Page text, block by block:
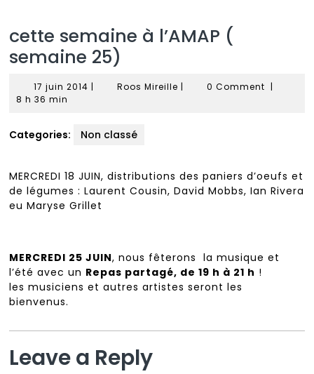
cette semaine à l’AMAP (
semaine 25)
17 juin 2014 17| Roos Mireille Roos
| 0 Comment |
8 h 36 min
Categories: Non classé
MERCREDI 18 JUIN, distributions des paniers d’oeufs et
de légumes : Laurent Cousin, David Mobbs, Ian Rivera
eu Maryse Grillet
MERCREDI 25 JUIN, nous fêterons la musique et
l’été avec un Repas partagé, de 19 h à 21 h !
les musiciens et autres artistes seront les
bienvenus.
Leave a Reply